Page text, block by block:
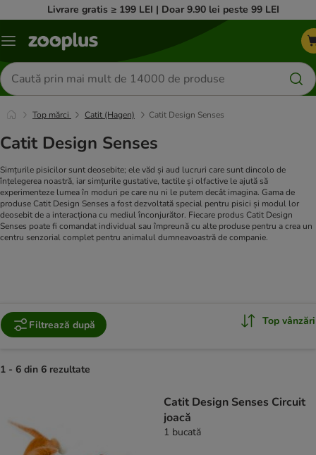
Livrare gratis ≥ 199 LEI | Doar 9.90 lei peste 99 LEI
Categorii
Căutare
produse
Top mărci Catit (Hagen) Catit Design Senses
Catit Design Senses
Simțurile pisicilor sunt deosebite; ele văd și aud lucruri care sunt dincolo de
înțelegerea noastră, iar simțurile gustative, tactile și olfactive le ajută să
experimenteze lumea în moduri pe care nu ni le putem decât imagina. Gama de
produse Catit Design Senses a fost dezvoltată special pentru pisici și modul lor
deosebit de a interacționa cu mediul înconjurător. Fiecare produs Catit Design
Senses poate fi comandat individual sau împreună cu alte produse pentru a crea un
centru senzorial complet pentru animalul dumneavoastră de companie.
Filtrează după Top vânzări
1 - 6 din 6 rezultate
Catit Design Senses Circuit
joacă
1 bucată